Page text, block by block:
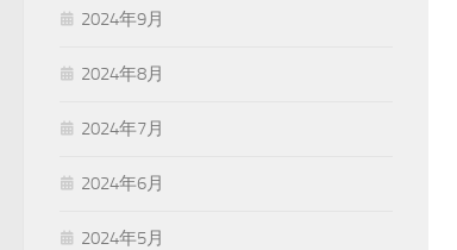
2024年9月
2024年8月
2024年7月
2024年6月
2024年5月